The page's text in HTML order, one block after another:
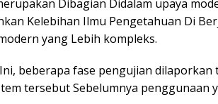
Dibagian Didalam upaya
Kelebihan Ilmu Pengetahuan Di
yang Lebih kompleks.
beberapa fase pengujian
tersebut Sebelumnya penggunaan